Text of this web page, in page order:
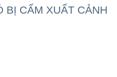
BỊ CẤM XUẤT CẢNH